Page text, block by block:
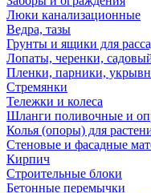
Люки канализационные
Ведра, тазы
Грунты и ящики для
Лопаты, черенки,
Пленки, парники,
Стремянки
Тележки и колеса
Шланги поливочные и
Колья (опоры) для
Стеновые и фасадные
Кирпич
Строительные блоки
Бетонные перемычки